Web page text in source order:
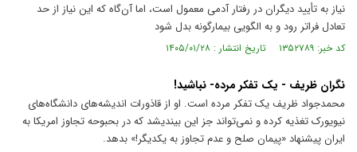
نیاز به تأیید دیگران در رفتار آدمی معمول است، اما آن‌گاه که این نیاز از حد
تعادل فراتر رود و به الگویی بیمارگونه بدل شود
کد خبر: ۱۳۵۲۷۸۹ تاریخ انتشار : ۱۴۰۵/۰۱/۲۸
نگران ظریف - یک تفکر مرده- نباشید!
محمدجواد ظریف یک تفکر مرده است. او از قاذورات اندیشه‌های دانشگاه‌های
نیویورک تغذیه کرده و نمی‌تواند جز این بیندیشد که در بحبوحه تجاوز امریکا به
ایران پیشنهاد «پیمان صلح و عدم تجاوز به یکدیگر!» بدهد.